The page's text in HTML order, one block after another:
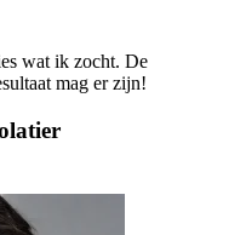
wat ik zocht. De
mag er zijn!